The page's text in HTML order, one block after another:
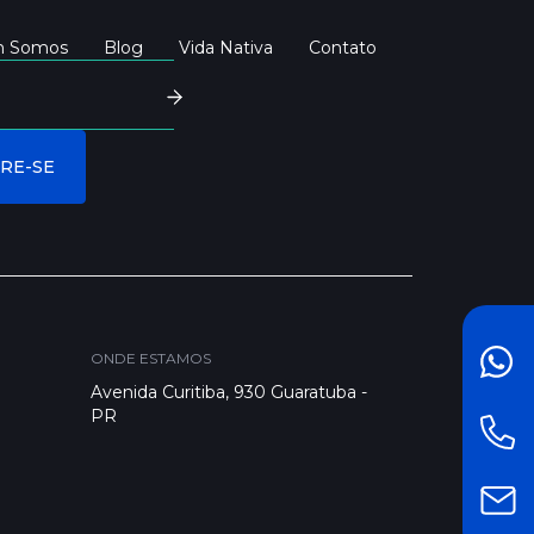
Somos Blog Vida Nativa Contato
ONDE ESTAMOS
Avenida Curitiba, 930 Guaratuba -
PR